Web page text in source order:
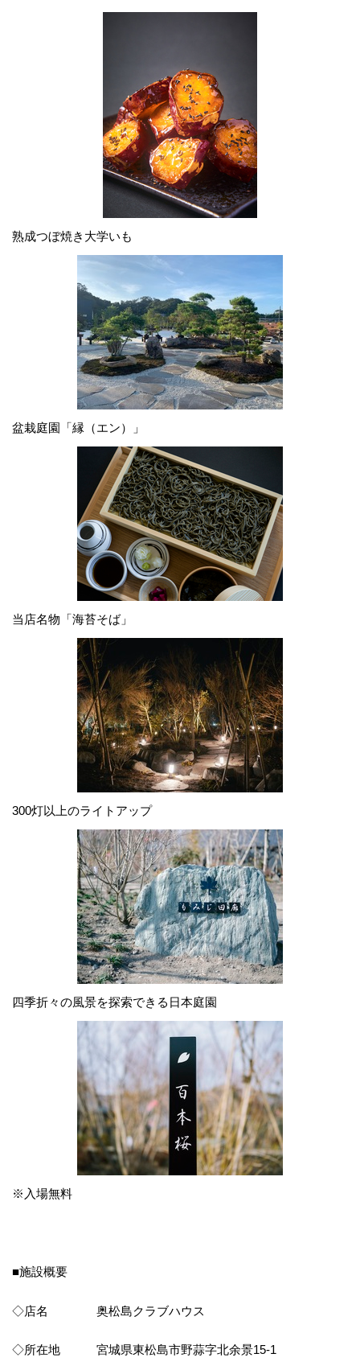
熟成つぼ焼き大学いも
盆栽庭園「縁（エン）」
当店名物「海苔そば」
300灯以上のライトアップ
四季折々の風景を探索できる日本庭園
※入場無料
■施設概要
◇店名 奥松島クラブハウス
◇所在地 宮城県東松島市野蒜字北余景15-1